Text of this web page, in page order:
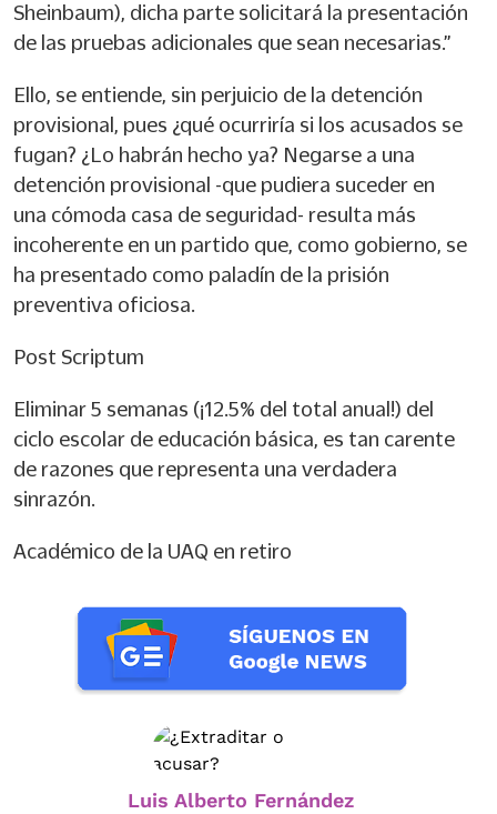
Luis Alberto Fernández
Sheinbaum), dicha parte solicitará la presentación
de las pruebas adicionales que sean necesarias.”
Ello, se entiende, sin perjuicio de la detención
provisional, pues ¿qué ocurriría si los acusados se
fugan? ¿Lo habrán hecho ya? Negarse a una
detención provisional -que pudiera suceder en
una cómoda casa de seguridad- resulta más
incoherente en un partido que, como gobierno, se
ha presentado como paladín de la prisión
preventiva oficiosa.
Post Scriptum
Eliminar 5 semanas (¡12.5% del total anual!) del
ciclo escolar de educación básica, es tan carente
de razones que representa una verdadera
sinrazón.
Académico de la UAQ en retiro